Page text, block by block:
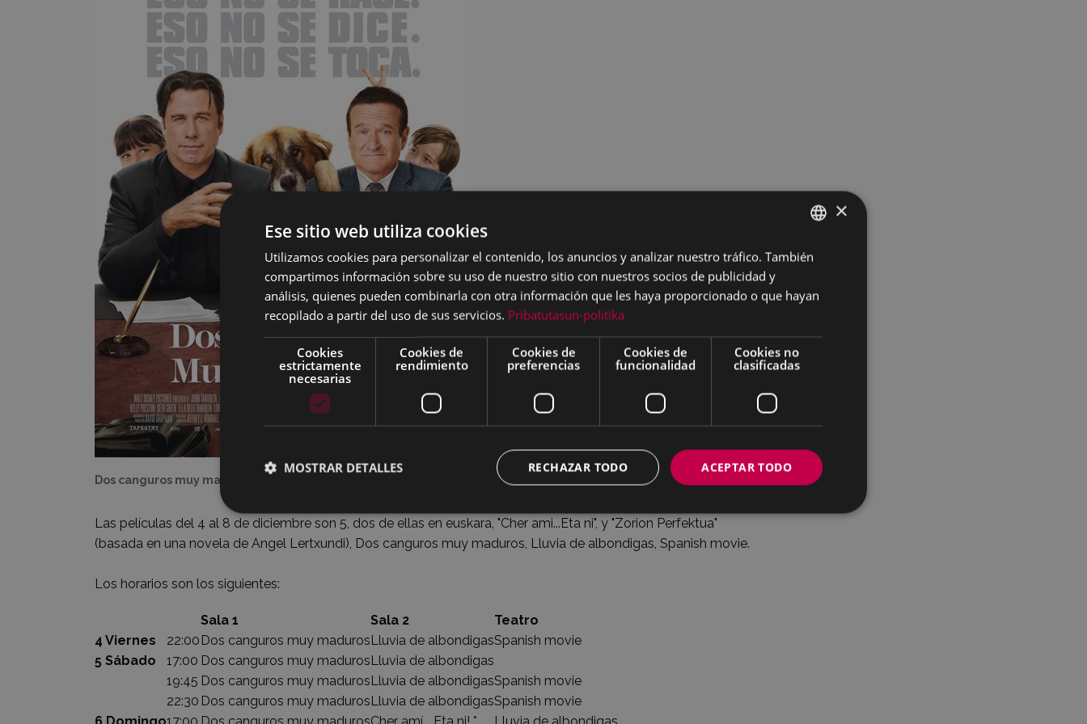
Dos canguros muy maduros
Las películas del 4 al 8 de diciembre son 5, dos de ellas en euskara, "Cher ami...Eta ni", y "Zorion Perfektua"
(basada en una novela de Angel Lertxundi), Dos canguros muy maduros, Lluvia de albondigas, Spanish movie.
Los horarios son los siguientes:
Sala 1 Sala 2
Teatro
4 Viernes
22:00 Dos canguros muy madurosLluvia de albondigasSpanish movie
5 Sábado
17:00 Dos canguros muy madurosLluvia de albondigas
19:45 Dos canguros muy madurosLluvia de albondigasSpanish movie
22:30 Dos canguros muy madurosLluvia de albondigasSpanish movie
BASQUE
×
Ese sitio web utiliza cookies
Utilizamos cookies para personalizar el contenido, los anuncios y analizar nuestro tráfico. También
compartimos información sobre su uso de nuestro sitio con nuestros socios de publicidad y
análisis, quienes pueden combinarla con otra información que les haya proporcionado o que hayan
recopilado a partir del uso de sus servicios. Pribatutasun-politika
Cookies
estrictamente
necesarias
Cookies de
rendimiento
Cookies de
preferencias
Cookies de
funcionalidad
Cookies no
clasificadas
ACEPTAR TODO
RECHAZAR TODO
MOSTRAR DETALLES